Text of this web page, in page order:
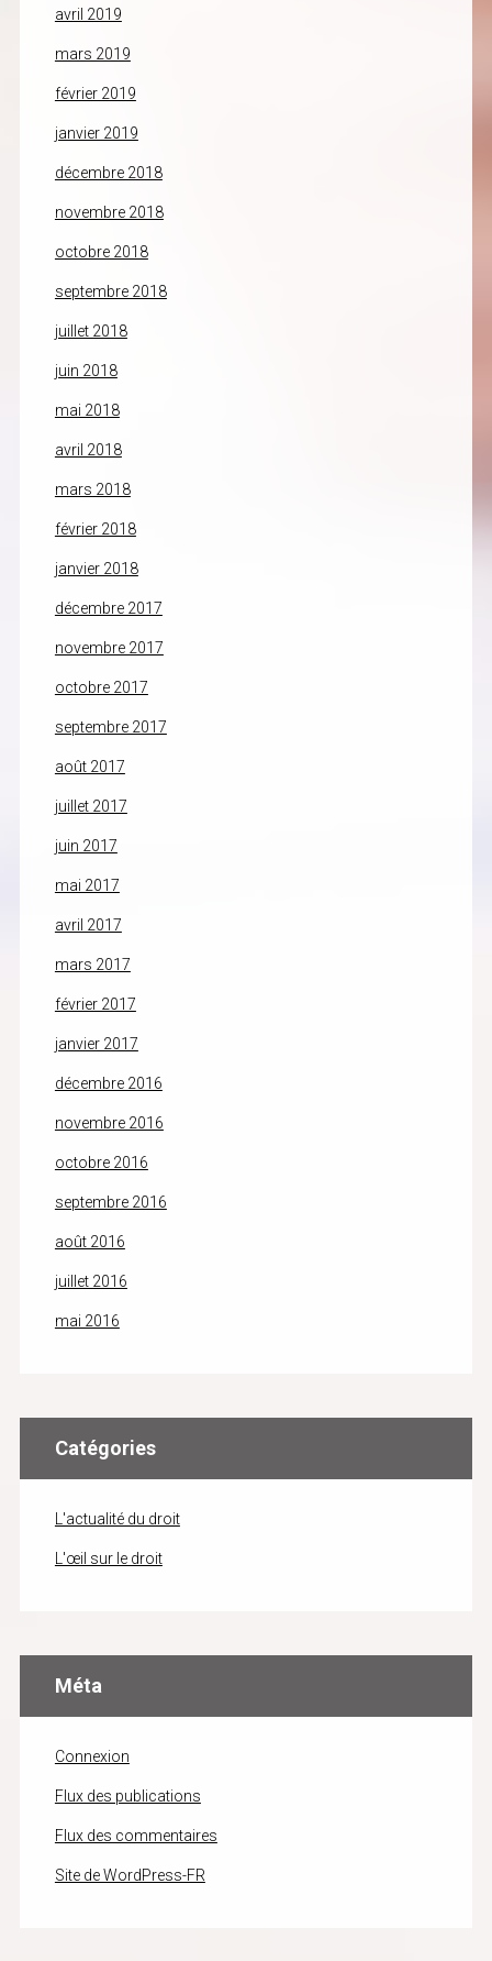
avril 2019
mars 2019
février 2019
janvier 2019
décembre 2018
novembre 2018
octobre 2018
septembre 2018
juillet 2018
juin 2018
mai 2018
avril 2018
mars 2018
février 2018
janvier 2018
décembre 2017
novembre 2017
octobre 2017
septembre 2017
août 2017
juillet 2017
juin 2017
mai 2017
avril 2017
mars 2017
février 2017
janvier 2017
décembre 2016
novembre 2016
octobre 2016
septembre 2016
août 2016
juillet 2016
mai 2016
Catégories
L'actualité du droit
L'œil sur le droit
Méta
Connexion
Flux des publications
Flux des commentaires
Site de WordPress-FR